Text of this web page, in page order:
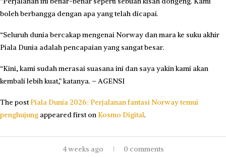
boleh berbangga dengan apa yang telah dicapai.
“Seluruh dunia bercakap mengenai Norway dan mara ke suku akhir
Piala Dunia adalah pencapaian yang sangat besar.
“Kini, kami sudah merasai suasana ini dan saya yakin kami akan
kembali lebih kuat,” katanya. – AGENSI
The postPiala Dunia 2026: Perjalanan fantasi Norway temui
penghujung appeared first on Kosmo Digital.
4 weeks ago 0 comments